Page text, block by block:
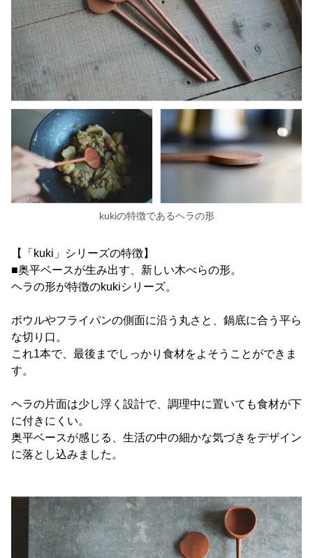
kukiの特徴であるヘラの形
【「kuki」シリーズの特徴】
■奥平ベースが生み出す、新しい木べらの形。
ヘラの形が特徴のkukiシリーズ。
ボウルやフライパンの側面に沿う丸さと、鍋底に合う平ら
な切り口。
これ1本で、最後までしっかり食材をよそうことができま
す。
ヘラの片面は少し浮く設計で、調理中に置いても食材が下
に付きにくい。
奥平ベースが感じる、生活の中の細かな気づきをデザイン
に落とし込みました。